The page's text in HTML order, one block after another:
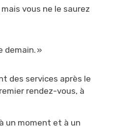
vous ne le saurez
demain. »
des services après le
rendez-vous, à
un moment et à un